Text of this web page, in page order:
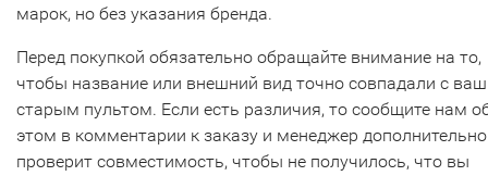
марок, но без указания бренда.
Перед покупкой обязательно обращайте внимание на то,
чтобы название или внешний вид точно совпадали с
старым пультом. Если есть различия, то сообщите нам
этом в комментарии к заказу и менеджер дополнительно
проверит совместимость, чтобы не получилось, что вы